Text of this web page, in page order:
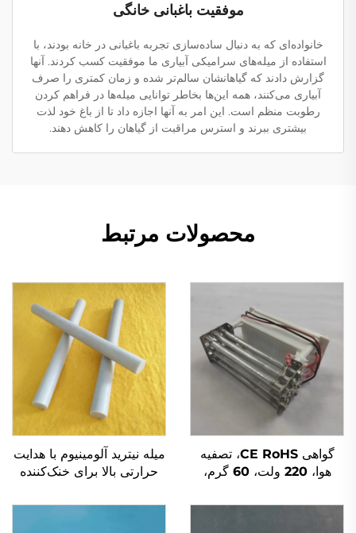
موفقیت باغبانی خانگی
خانواده‌ای که به دنبال ساده‌سازی تجربه باغبانی در خانه بودند، با
استفاده از میله‌های سرامیکی آبیاری ما موفقیت کسب کردند. آنها
گزارش دادند که گیاهانشان سالم‌تر شده و زمان کمتری را صرف
آبیاری می‌کنند، همه این‌ها بخاطر توانایی میله‌ها در فراهم کردن
رطوبت منظم است. این امر به آنها اجازه داد تا از باغ خود لذت
بیشتری ببرند و استرس مراقبت از گیاهان را کاهش دهند.
محصولات مرتبط
گواهی CE RoHS، تصفیه
هوا، 220 ولت، 60 گرم،
کوارتزی
میله نیترید آلومینیوم با هدایت
حرارتی بالا برای خنک‌کننده